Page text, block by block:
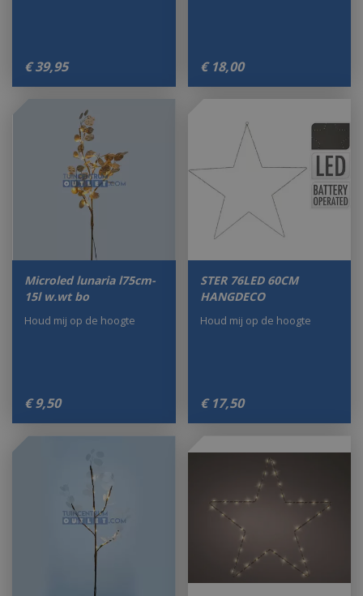
€ 39,95 € 18,00
Microled lunaria l75cm-
15l w.wt bo
€ 9,50
Houd mij op de hoogte
STER 76LED 60CM
HANGDECO
€ 17,50
Houd mij op de hoogte